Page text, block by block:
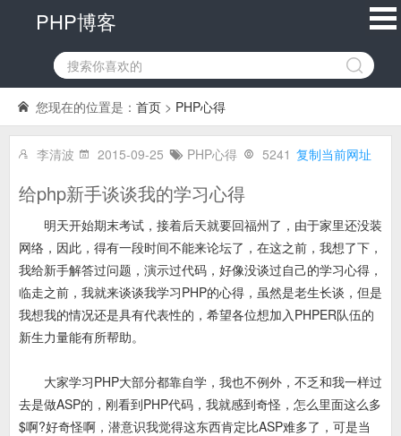
PHP博客
您现在的位置是： 首页 > PHP心得
李清波 2015-09-25 PHP心得 5241 复制当前网址
给php新手谈谈我的学习心得
明天开始期末考试，接着后天就要回福州了，由于家里还没装
网络，因此，得有一段时间不能来论坛了，在这之前，我想了下，
我给新手解答过问题，演示过代码，好像没谈过自己的学习心得，
临走之前，我就来谈谈我学习PHP的心得，虽然是老生长谈，但是
我想我的情况还是具有代表性的，希望各位想加入PHPER队伍的
新生力量能有所帮助。
大家学习PHP大部分都靠自学，我也不例外，不乏和我一样过
去是做ASP的，刚看到PHP代码，我就感到奇怪，怎么里面这么多
$啊?好奇怪啊，潜意识我觉得这东西肯定比ASP难多了，可是当